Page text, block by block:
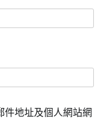
件地址及個人網站網